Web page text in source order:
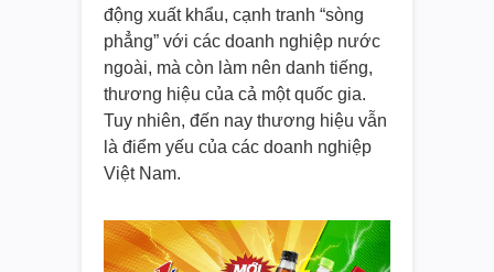
động xuất khẩu, cạnh tranh “sòng
phẳng” với các doanh nghiệp nước
ngoài, mà còn làm nên danh tiếng,
thương hiệu của cả một quốc gia.
Tuy nhiên, đến nay thương hiệu vẫn
là điểm yếu của các doanh nghiệp
Việt Nam.